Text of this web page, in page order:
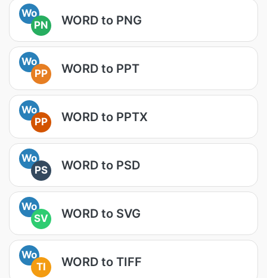
Wo
PN
WORD to PNG
Wo
PP
WORD to PPT
Wo
PP
WORD to PPTX
Wo
PS
WORD to PSD
Wo
SV
WORD to SVG
Wo
TI
WORD to TIFF